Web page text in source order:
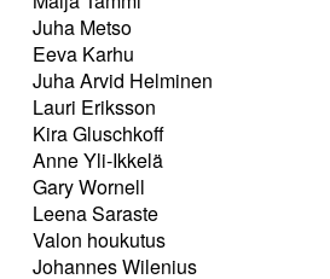
Juha Metso
Eeva Karhu
Juha Arvid Helminen
Lauri Eriksson
Kira Gluschkoff
Anne Yli-Ikkelä
Gary Wornell
Leena Saraste
Valon houkutus
Johannes Wilenius